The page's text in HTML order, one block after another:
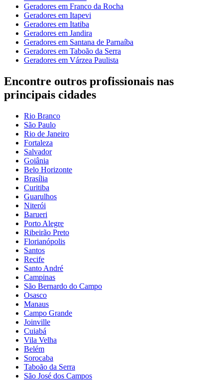
Geradores em Franco da Rocha
Geradores em Itapevi
Geradores em Itatiba
Geradores em Jandira
Geradores em Santana de Parnaíba
Geradores em Taboão da Serra
Geradores em Várzea Paulista
Encontre outros profissionais nas
principais cidades
Rio Branco
São Paulo
Rio de Janeiro
Fortaleza
Salvador
Goiânia
Belo Horizonte
Brasília
Curitiba
Guarulhos
Niterói
Barueri
Porto Alegre
Ribeirão Preto
Florianópolis
Santos
Recife
Santo André
Campinas
São Bernardo do Campo
Osasco
Manaus
Campo Grande
Joinville
Cuiabá
Vila Velha
Belém
Sorocaba
Taboão da Serra
São José dos Campos